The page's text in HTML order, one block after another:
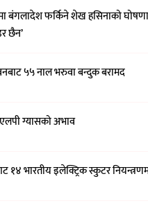
बंगलादेश फर्किने शेख हसिनाको
छैन’
५५ नाल भरुवा बन्दुक बरामद
ग्यासको अभाव
१४ भारतीय इलेक्ट्रिक स्कुटर